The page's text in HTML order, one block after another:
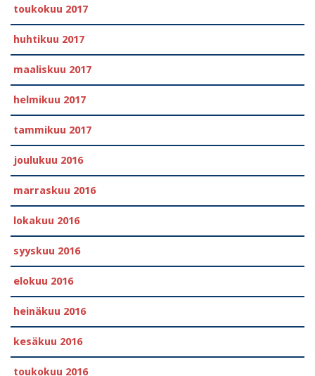
toukokuu 2017
huhtikuu 2017
maaliskuu 2017
helmikuu 2017
tammikuu 2017
joulukuu 2016
marraskuu 2016
lokakuu 2016
syyskuu 2016
elokuu 2016
heinäkuu 2016
kesäkuu 2016
toukokuu 2016